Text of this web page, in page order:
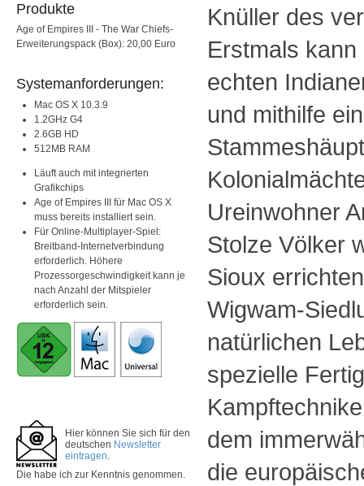
Produkte
Age of Empires III - The War Chiefs-
Erweiterungspack (Box): 20,00 Euro
Systemanforderungen:
Mac OS X 10.3.9
1.2GHz G4
2.6GB HD
512MB RAM
Läuft auch mit integrierten
Grafikchips
Age of Empires III für Mac OS X
muss bereits installiert sein.
Für Online-Multiplayer-Spiel:
Breitband-Internetverbindung
erforderlich. Höhere
Prozessorgeschwindigkeit kann je
nach Anzahl der Mitspieler
erforderlich sein.
Hier können Sie sich für den
deutschen Newsletter
eintragen
Die habe ich zur Kenntnis genommen.
Knüller des
Erstmals
echten
und mithilfe
Ureinwohner
Stolze Völker
Sioux
Wigwam-
natürlichen
spezielle
dem
die